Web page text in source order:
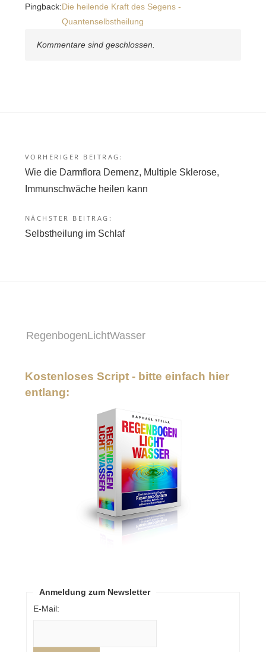
Pingback:Die heilende Kraft des Segens -
Quantenselbstheilung
Kommentare sind geschlossen.
Beitragsnavigation
VORHERIGER BEITRAG:
Wie die Darmflora Demenz, Multiple Sklerose,
Immunschwäche heilen kann
NÄCHSTER BEITRAG:
Selbstheilung im Schlaf
RegenbogenLichtWasser
Kostenloses Script - bitte einfach hier
entlang:
Anmeldung zum Newsletter
E-Mail: